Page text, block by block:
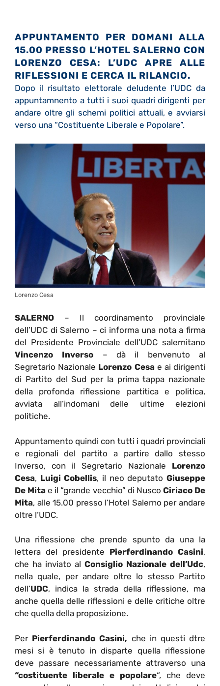
APPUNTAMENTO PER DOMANI ALLA
15.00 PRESSO L’HOTEL SALERNO CON
LORENZO CESA: L’UDC APRE ALLE
RIFLESSIONI E CERCA IL RILANCIO.
Dopo il risultato elettorale deludente l’UDC da
appuntamnento a tutti i suoi quadri dirigenti per
andare oltre gli schemi politici attuali, e avviarsi
verso una “Costituente Liberale e Popolare”.
Lorenzo Cesa
SALERNO – Il coordinamento provinciale
dell’UDC di Salerno – ci informa una nota a firma
del Presidente Provinciale dell’UDC salernitano
Vincenzo Inverso – dà il benvenuto al
Segretario Nazionale Lorenzo Cesae ai dirigenti
di Partito del Sud per la prima tappa nazionale
della profonda riflessione partitica e politica,
avviata all’indomani delle ultime elezioni
politiche.
Appuntamento quindi con tutti i quadri provinciali
e regionali del partito a partire dallo stesso
Inverso, con il Segretario Nazionale Lorenzo
Cesa, Luigi Cobellis, il neo deputatoGiuseppe
De Mita e il “grande vecchio” di Nusco Ciriaco De
Mita, alle 15.00 presso l’Hotel Salerno per andare
oltre l’UDC.
Una riflessione che prende spunto da una la
lettera del presidente Pierferdinando Casini,
che ha inviato al Consiglio Nazionale dell’Udc,
nella quale, per andare oltre lo stesso Partito
dell’UDC, indica la strada della riflessione, ma
anche quella delle riflessioni e delle critiche oltre
che quella della proposizione.
Per Pierferdinando Casini, che in questi dtre
mesi si è tenuto in disparte quella riflessione
deve passare necessariamente attraverso una
“costituente liberale e popolare“, che deve